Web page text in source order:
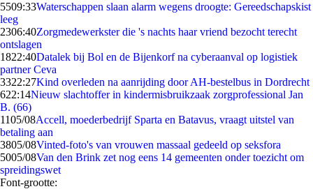
5509:33Waterschappen slaan alarm wegens droogte: Gereedschapskist
leeg
2306:40Zorgmedewerkster die 's nachts haar vriend bezocht terecht
ontslagen
1822:40Datalek bij Bol en de Bijenkorf na cyberaanval op logistiek
partner Ceva
3322:27Kind overleden na aanrijding door AH-bestelbus in Dordrecht
622:14Nieuw slachtoffer in kindermisbruikzaak zorgprofessional Jan
B. (66)
1105/08Accell, moederbedrijf Sparta en Batavus, vraagt uitstel van
betaling aan
3805/08Vinted-foto's van vrouwen massaal gedeeld op seksfora
5005/08Van den Brink zet nog eens 14 gemeenten onder toezicht om
spreidingswet
Font-grootte: